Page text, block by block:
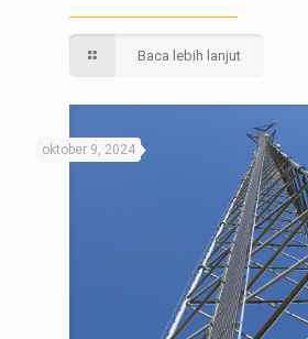
Baca lebih lanjut
oktober 9, 2024